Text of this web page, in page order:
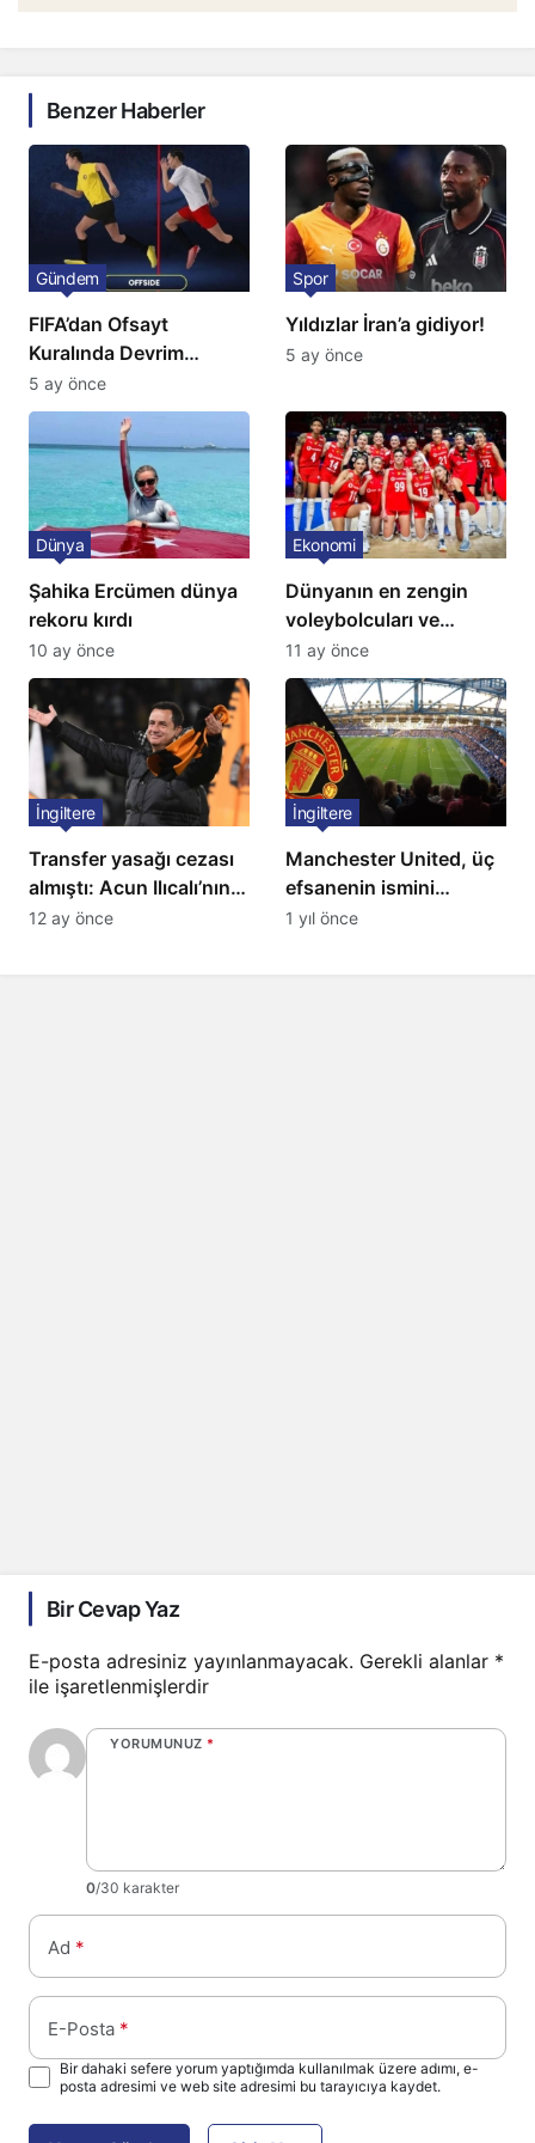
Benzer Haberler
FIFA’dan Ofsayt
Kuralında Devrim
Niteliğinde Onay
Gündem
5 ay önce
Yıldızlar İran’a gidiyor!
Spor
5 ay önce
Şahika Ercümen dünya
rekoru kırdı
Dünya
10 ay önce
Dünyanın en zengin
voleybolcuları ve
servetleri açıklandı:
Listede 2 Türk yıldız
bulunuyor
Ekonomi
11 ay önce
Transfer yasağı cezası
almıştı: Acun Ilıcalı’nın
ekibi Hull City’ye kötü
İngiltere
12 ay önce
Manchester United, üç
efsanenin ismini
yasakladı
İngiltere
1 yıl önce
Bir Cevap Yaz
E-posta adresiniz yayınlanmayacak. Gerekli alanlar *
ile işaretlenmişlerdir
YORUMUNUZ *
0/30 karakter
Ad *
E-Posta *
Bir dahaki sefere yorum yaptığımda kullanılmak üzere adımı, e-
posta adresimi ve web site adresimi bu tarayıcıya kaydet.